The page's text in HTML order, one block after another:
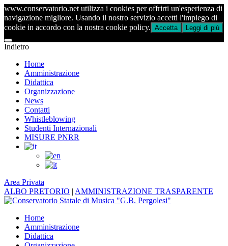
www.conservatorio.net utilizza i cookies per offrirti un'esperienza di
navigazione migliore. Usando il nostro servizio accetti l'impiego di
cookie in accordo con la nostra cookie policy. Accetta Leggi di più
Indietro
Home
Amministrazione
Didattica
Organizzazione
News
Contatti
Whistleblowing
Studenti Internazionali
MISURE PNRR
Area Privata
ALBO PRETORIO | AMMINISTRAZIONE TRASPARENTE
Home
Amministrazione
Didattica